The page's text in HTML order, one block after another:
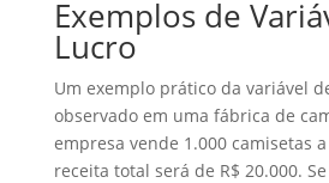
Exemplos de
Lucro
Um exemplo prático da variável
observado em uma fábrica de
empresa vende 1.000 camisetas a
receita total será de R$ 20.000.